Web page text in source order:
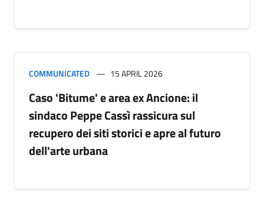
COMMUNICATED 15 APRIL 2026
Caso 'Bitume' e area ex Ancione: il
sindaco Peppe Cassì rassicura sul
recupero dei siti storici e apre al futuro
dell'arte urbana